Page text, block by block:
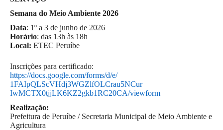
Semana do Meio Ambiente 2026
Data: 1º a 3 de junho de 2026
Horário: das 13h às 18h
Local: ETEC Peruíbe
Inscrições para certificado:
https://docs.google.com/forms/d/e/
1FAIpQLScVHdj3WGZlfOLCrau5NCur
IwMCTX0tjjLK6KZ2gkb1RC20CA/viewform
Realização:
Prefeitura de Peruíbe / Secretaria Municipal de Meio Ambiente e
Agricultura